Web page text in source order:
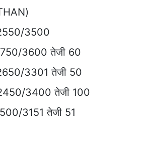
3500
3600 तेजी 60
3301 तेजी 50
3400 तेजी 100
3151 तेजी 51